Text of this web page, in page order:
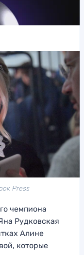
Press
чемпиона
Рудковская
Алине
которые